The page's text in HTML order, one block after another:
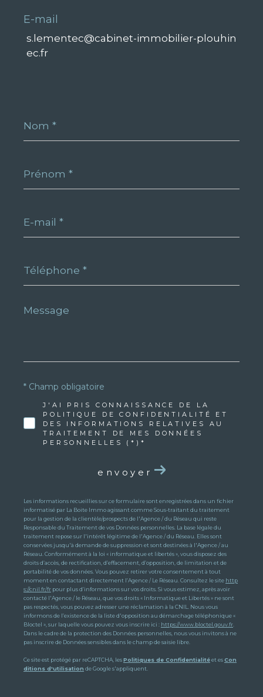
E-mail
s.lementec@cabinet-immobilier-plouhin
ec.fr
*
*
mail
*
*
Message
*
J'AI PRIS CONNAISSANCE DE LA
POLITIQUE DE CONFIDENTIALITÉ ET
DES INFORMATIONS RELATIVES AU
TRAITEMENT DE MES DONNÉES
PERSONNELLES (*)*
* Champ obligatoire
envoyer
Les informations recueillies sur ce formulaire sont enregistrées dans un fichier
informatisé par La Boite Immo agissant comme Sous-traitant du traitement
pour la gestion de la clientèle/prospects de l'Agence / du Réseau qui reste
Responsable du Traitement de vos Données personnelles. La base légale du
traitement repose sur l'intérêt légitime de l'Agence / du Réseau. Elles sont
conservées jusqu'à demande de suppression et sont destinées à l'Agence / au
Réseau. Conformément à la loi « informatique et libertés », vous disposez des
droits d’accès, de rectification, d’effacement, d’opposition, de limitation et de
portabilité de vos données. Vous pouvez retirer votre consentement à tout
moment en contactant directement l’Agence / Le Réseau. Consultez le site http
s://cnil.fr/fr pour plus d’informations sur vos droits. Si vous estimez, après avoir
contacté l'Agence / le Réseau, que vos droits « Informatique et Libertés » ne sont
pas respectés, vous pouvez adresser une réclamation à la CNIL. Nous vous
informons de l’existence de la liste d'opposition au démarchage téléphonique «
Bloctel », sur laquelle vous pouvez vous inscrire ici : https://www.bloctel.gouv.fr
Dans le cadre de la protection des Données personnelles, nous vous invitons à ne
pas inscrire de Données sensibles dans le champ de saisie libre.
Ce site est protégé par reCAPTCHA, lesPolitiques de Confidentialitéet es Con
ditions d'utilisation de Google s'appliquent.